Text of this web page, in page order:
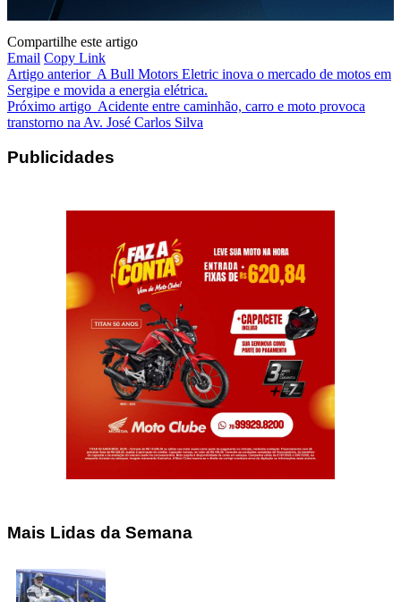
Compartilhe este artigo
Email Copy Link
Artigo anterior A Bull Motors Eletric inova o mercado de motos em
Sergipe e movida a energia elétrica.
Próximo artigo Acidente entre caminhão, carro e moto provoca
transtorno na Av. José Carlos Silva
Publicidades
Mais Lidas da Semana